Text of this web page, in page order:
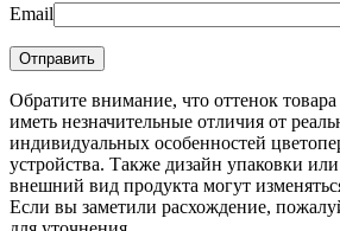
Email
Обратите внимание, что оттенок
иметь незначительные отличия от
индивидуальных особенностей
устройства. Также дизайн упаковки
внешний вид продукта могут
Если вы заметили расхождение,